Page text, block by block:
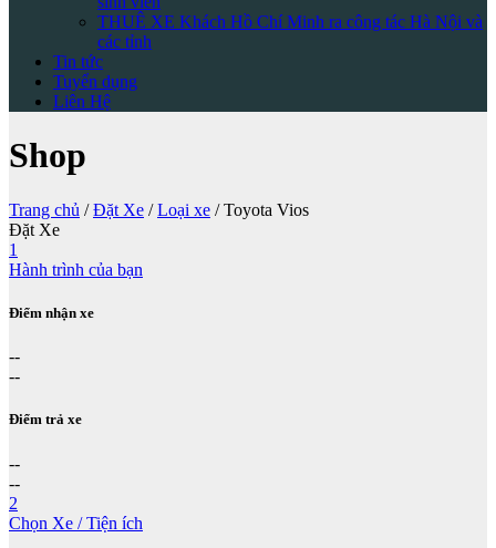
THUÊ XE Khách Hồ Chí Minh ra công tác Hà Nội và
các tỉnh
Tin tức
Tuyển dụng
Liên Hệ
Shop
Trang chủ /Đặt Xe /Loại xe / Toyota Vios
Đặt Xe
1
Hành trình của bạn
Điểm nhận xe
--
--
Điểm trả xe
--
--
2
Chọn Xe / Tiện ích